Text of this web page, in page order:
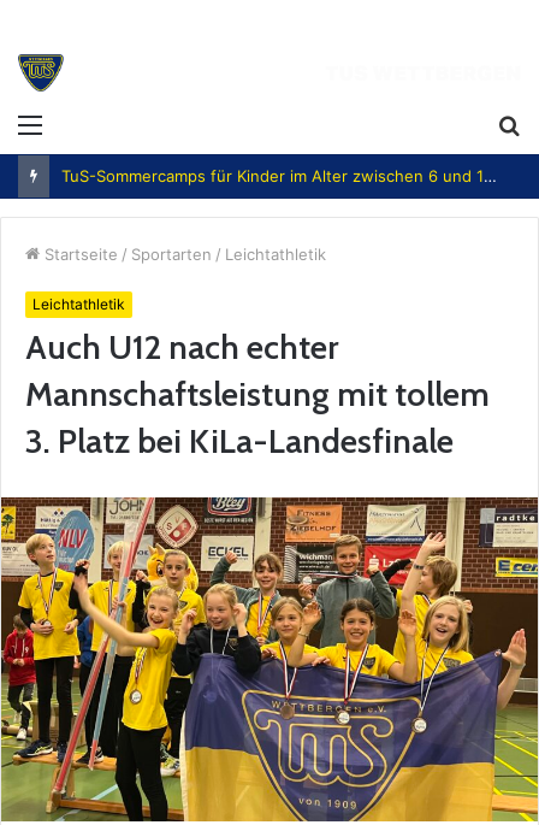
Menü
TuS-Sommercamps für Kinder im Alter zwischen 6 und 12 Jahren
Startseite / Sportarten / Leichtathletik
Leichtathletik
Auch U12 nach echter
Mannschaftsleistung mit tollem
3. Platz bei KiLa-Landesfinale